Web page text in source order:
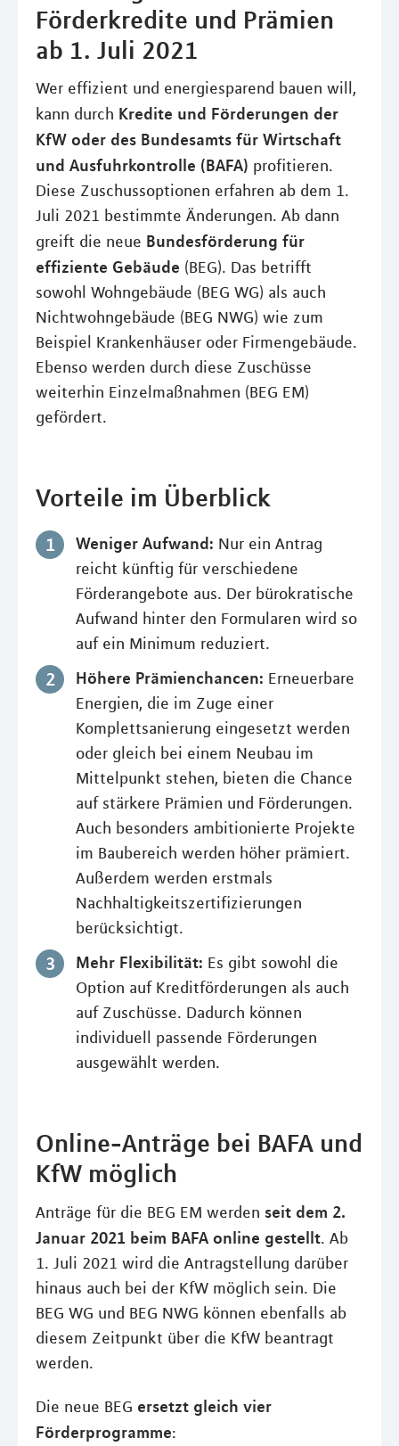
Förderkredite und Prämien
ab 1. Juli 2021
Wer effizient und energiesparend bauen will,
kann durch Kredite und Förderungen der
KfW oder des Bundesamts für Wirtschaft
und Ausfuhrkontrolle (BAFA) profitieren.
Diese Zuschussoptionen erfahren ab dem 1.
Juli 2021 bestimmte Änderungen. Ab dann
greift die neue Bundesförderung für
effiziente Gebäude (BEG). Das betrifft
sowohl Wohngebäude (BEG WG) als auch
Nichtwohngebäude (BEG NWG) wie zum
Beispiel Krankenhäuser oder Firmengebäude.
Ebenso werden durch diese Zuschüsse
weiterhin Einzelmaßnahmen (BEG EM)
gefördert.
Vorteile im Überblick
Weniger Aufwand: Nur ein Antrag
reicht künftig für verschiedene
Förderangebote aus. Der bürokratische
Aufwand hinter den Formularen wird so
auf ein Minimum reduziert.
Höhere Prämienchancen: Erneuerbare
Energien, die im Zuge einer
Komplettsanierung eingesetzt werden
oder gleich bei einem Neubau im
Mittelpunkt stehen, bieten die Chance
auf stärkere Prämien und Förderungen.
Auch besonders ambitionierte Projekte
im Baubereich werden höher prämiert.
Außerdem werden erstmals
Nachhaltigkeitszertifizierungen
berücksichtigt.
Mehr Flexibilität: Es gibt sowohl die
Option auf Kreditförderungen als auch
auf Zuschüsse. Dadurch können
individuell passende Förderungen
ausgewählt werden.
Online-Anträge bei BAFA und
KfW möglich
Anträge für die BEG EM werden seit dem 2.
Januar 2021 beim BAFA online gestellt. Ab
1. Juli 2021 wird die Antragstellung darüber
hinaus auch bei der KfW möglich sein. Die
BEG WG und BEG NWG können ebenfalls ab
diesem Zeitpunkt über die KfW beantragt
werden.
Die neue BEG ersetzt gleich vier
Förderprogramme: